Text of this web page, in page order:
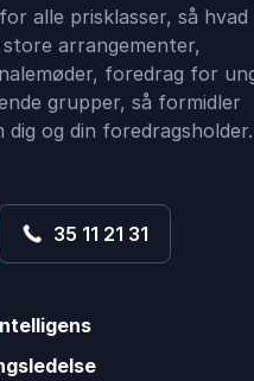
alle prisklasser, så hvad
arrangementer,
foredrag for
grupper, så formidler
og din foredragsholder.
35 11 21 31